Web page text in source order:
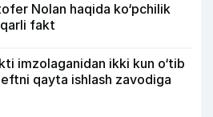
Nolan haqida ko‘pchilik
fakt
imzolaganidan ikki kun o‘tib
qayta ishlash zavodiga